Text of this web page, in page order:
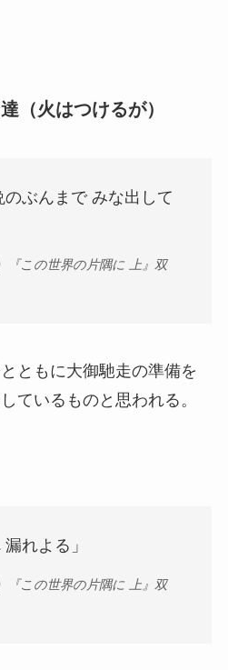
（火はつけるが）
のぶんまで みな出して
『この世界の片隅に 上』双
ともに大御馳走の準備を
ているものと思われる。
れよる」
『この世界の片隅に 上』双